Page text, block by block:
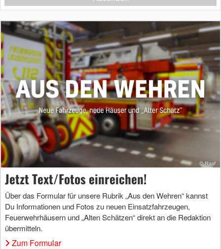
Jetzt Text/Fotos einreichen!
Über das Formular für unsere Rubrik „Aus den Wehren“ kannst
Du Informationen und Fotos zu neuen Einsatzfahrzeugen,
Feuerwehrhäusern und „Alten Schätzen“ direkt an die Redaktion
übermitteln.
Zum Formular